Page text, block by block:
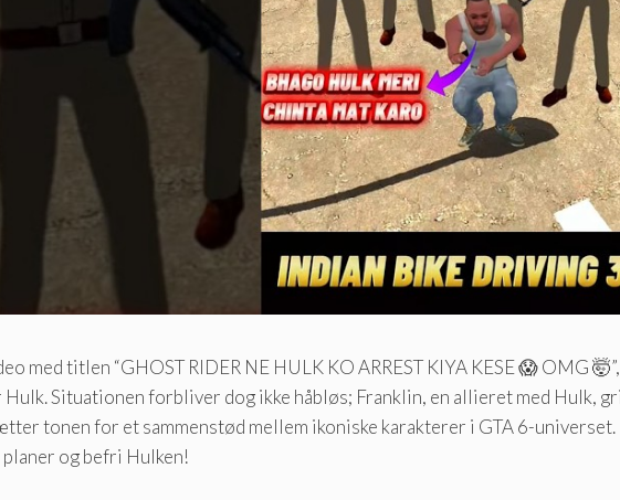
med titlen “GHOST RIDER NE HULK KO ARREST KIYA KESE 😱 OMG
Situationen forbliver dog ikke håbløs; Franklin, en allieret med Hulk,
tonen for et sammenstød mellem ikoniske karakterer i GTA 6-
og befri Hulken!